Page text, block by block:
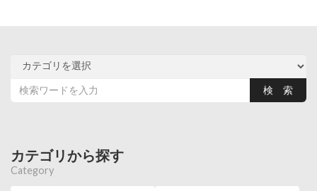
カテゴリから探す
Category